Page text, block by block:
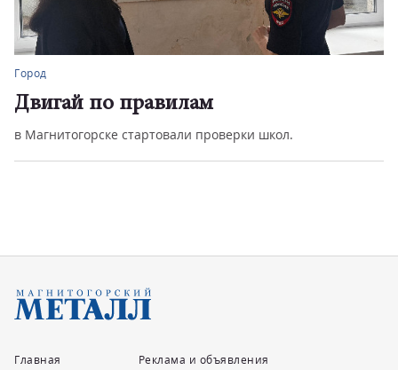
Город
Двигай по правилам
в Магнитогорске стартовали проверки школ.
Главная
Реклама и объявления